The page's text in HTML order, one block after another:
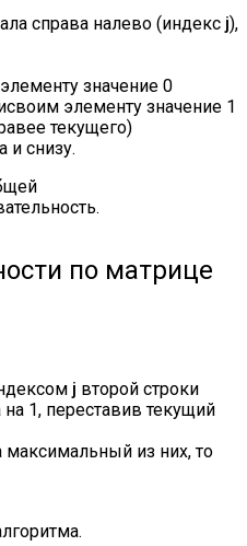
справа налево (индекс j),
значение 0
элементу значение 1
текущего)
и снизу.
по матрице
j второй строки
1, переставив текущий
максимальный из них, то